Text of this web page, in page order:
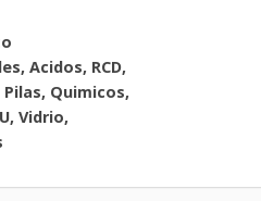
Acidos, RCD,
Quimicos,
Vidrio,